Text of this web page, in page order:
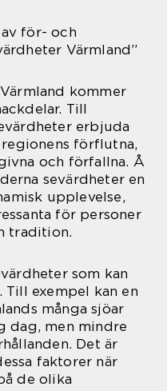
för- och
Värmland”
kommer
Till
erbjuda
förflutna,
och förfallna. Å
sevärdheter en
upplevelse,
för personer
tradition.
som kan
exempel kan en
många sjöar
dag, men mindre
Det är
faktorer när
de olika